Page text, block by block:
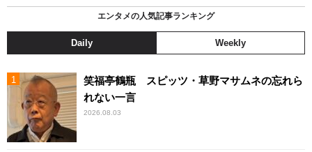
エンタメの人気記事ランキング
Daily Weekly
笑福亭鶴瓶 スピッツ・草野マサムネの忘れら
れない一言
2026.08.03